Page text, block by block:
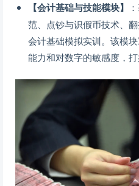
【会计基础与技能模块】
范、点钞与识假币技术、
会计基础模拟实训。该模
能力和对数字的敏感度，打